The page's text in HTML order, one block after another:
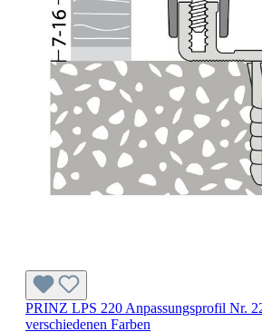
PRINZ LPS 220 Anpassungsprofil Nr.
verschiedenen Farben